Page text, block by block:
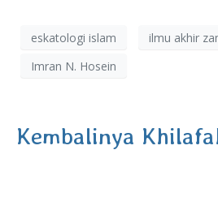
eskatologi islam
ilmu akhir
Imran N. Hosein
Kembalinya